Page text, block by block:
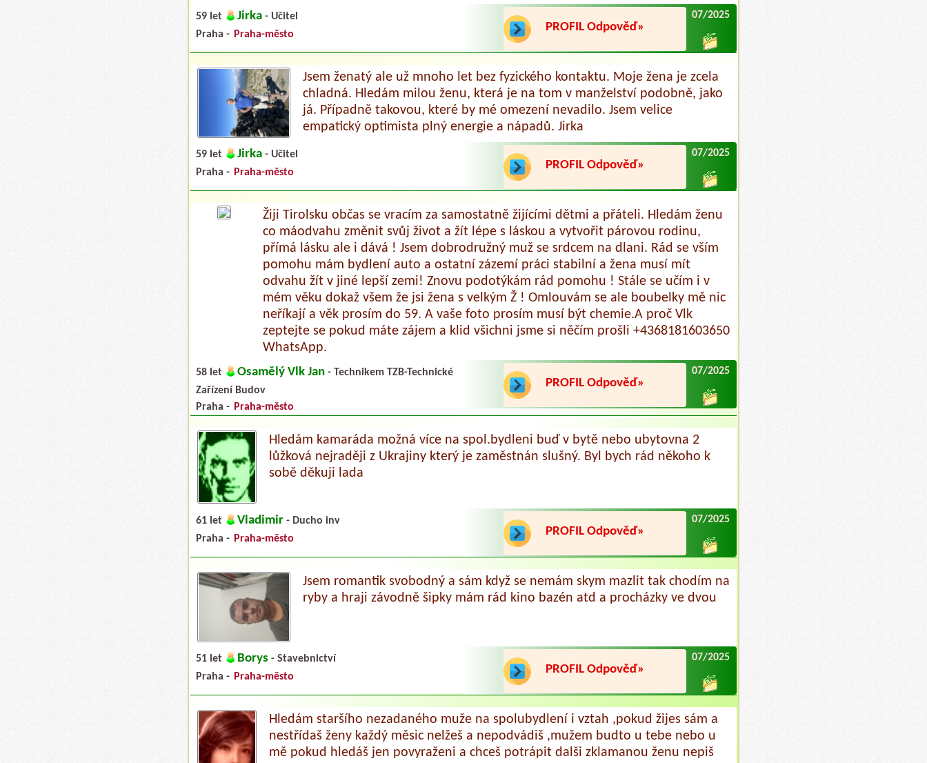
59 let Jirka - Učitel
Praha - Praha-město
PROFIL Odpověď»
07/2025
Jsem ženatý ale už mnoho let bez fyzického kontaktu. Moje žena je zcela
chladná. Hledám milou ženu, která je na tom v manželství podobně, jako
já. Případně takovou, které by mé omezení nevadilo. Jsem velice
empatický optimista plný energie a nápadů. Jirka
59 let Jirka - Učitel
Praha - Praha-město
PROFIL Odpověď»
07/2025
Žiji Tirolsku občas se vracím za samostatně žijícími dětmi a přáteli. Hledám ženu
co máodvahu změnit svůj život a žít lépe s láskou a vytvořit párovou rodinu,
přímá lásku ale i dává ! Jsem dobrodružný muž se srdcem na dlani. Rád se vším
pomohu mám bydlení auto a ostatní zázemí práci stabilní a žena musí mít
odvahu žít v jiné lepší zemi! Znovu podotýkám rád pomohu ! Stále se učím i v
mém věku dokaž všem že jsi žena s velkým Ž ! Omlouvám se ale boubelky mě nic
neříkají a věk prosím do 59. A vaše foto prosím musí být chemie.A proč Vlk
zeptejte se pokud máte zájem a klid všichni jsme si něčím prošli +4368181603650
WhatsApp.
58 let Osamělý Vlk Jan - Technikem TZB-Technické
Zařízení Budov
Praha - Praha-město
PROFIL Odpověď»
07/2025
Hledám kamaráda možná více na spol.bydleni buď v bytě nebo ubytovna 2
lůžková nejraději z Ukrajiny který je zaměstnán slušný. Byl bych rád někoho k
sobě děkuji lada
61 let Vladimir - Ducho inv
Praha - Praha-město
PROFIL Odpověď»
07/2025
Jsem romantik svobodný a sám když se nemám skym mazlit tak chodím na
ryby a hraji závodně šipky mám rád kino bazén atd a procházky ve dvou
51 let Borys - Stavebnictví
Praha - Praha-město
PROFIL Odpověď»
07/2025
Hledám staršího nezadaného muže na spolubydlení i vztah ,pokud žijes sám a
nestřídaš ženy každý měsic nelžeš a nepodvádiš ,mužem budto u tebe nebo u
mě pokud hledáš jen povyraženi a chceš potrápit dalši zklamanou ženu nepiš